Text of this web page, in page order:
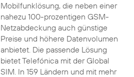
Mobilfunklösung, die neben einer
nahezu 100-prozentigen GSM-
Netzabdeckung auch günstige
Preise und höhere Datenvolumen
anbietet. Die passende Lösung
bietet Telefónica mit der Global
SIM. In 159 Ländern und mit mehr